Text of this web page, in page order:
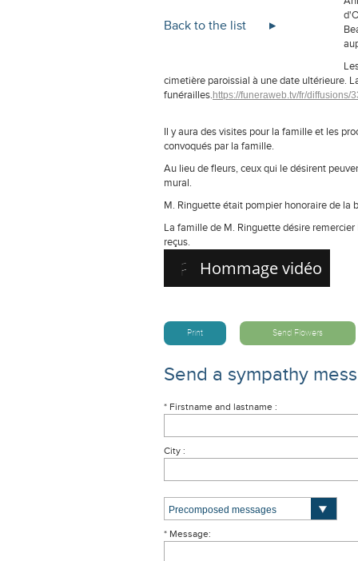
Back to the list
cimetière paroissial à une date ultérieure.
funérailles. https://funeraweb.tv/fr/diffusions/
Il y aura des visites pour la famille et les
convoqués par la famille.
Au lieu de fleurs, ceux qui le désirent
mural.
M. Ringuette était pompier honoraire de la
La famille de M. Ringuette désire
reçus.
Hommage vidéo
Print Send Flowers
Send a sympathy
* Firstname and lastname :
City :
* Message: